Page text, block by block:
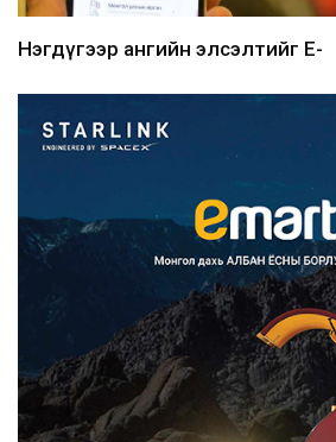
Нэгдүгээр ангийн элсэлтийг E-
Францад иргэд рүү зөвшөөрөлгүй
сурталчилгааны дууд...
2026/08/07